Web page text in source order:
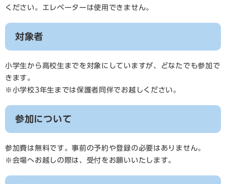
ください。エレベーターは使用できません。
対象者
小学生から高校生までを対象にしていますが、どなたでも参加で
きます。
※小学校3年生までは保護者同伴でお越しください。
参加について
参加費は無料です。事前の予約や登録の必要はありません。
※会場へお越しの際は、受付をお願いいたします。